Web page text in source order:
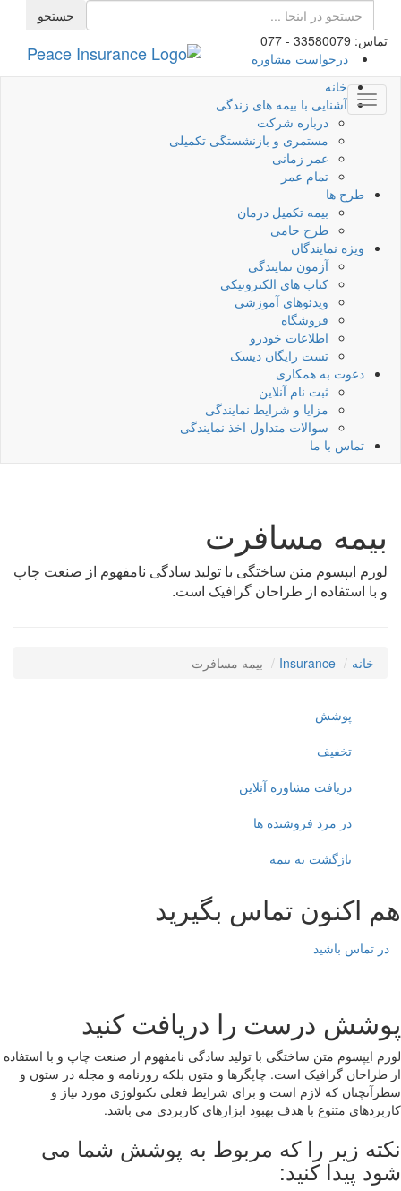
تماس: 33580079 - 077
درخواست مشاوره
خانه
آشنایی با بیمه های زندگی
درباره شرکت
مستمری و بازنشستگی تکمیلی
عمر زمانی
تمام عمر
طرح ها
بیمه تکمیل درمان
طرح حامی
ویژه نمایندگان
آزمون نمایندگی
کتاب های الکترونیکی
ویدئوهای آموزشی
فروشگاه
اطلاعات خودرو
تست رایگان دیسک
دعوت به همکاری
ثبت نام آنلاین
مزایا و شرایط نمایندگی
سوالات متداول اخذ نمایندگی
تماس با ما
بیمه مسافرت
لورم ایپسوم متن ساختگی با تولید سادگی نامفهوم از صنعت چاپ
و با استفاده از طراحان گرافیک است.
خانه Insurance بیمه مسافرت
پوشش
تخفیف
دریافت مشاوره آنلاین
در مرد فروشنده ها
بازگشت به بیمه
هم اکنون تماس بگیرید
در تماس باشید
پوشش درست را دریافت کنید
لورم ایپسوم متن ساختگی با تولید سادگی نامفهوم از صنعت چاپ و با استفاده
از طراحان گرافیک است. چاپگرها و متون بلکه روزنامه و مجله در ستون و
سطرآنچنان که لازم است و برای شرایط فعلی تکنولوژی مورد نیاز و
کاربردهای متنوع با هدف بهبود ابزارهای کاربردی می باشد.
نکته زیر را که مربوط به پوشش شما می
شود پیدا کنید: